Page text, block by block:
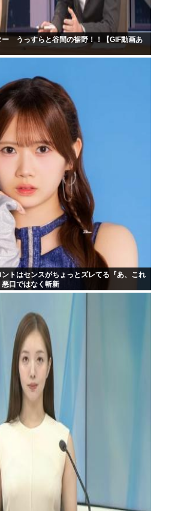
ー うっすらと谷間の裾野！！【GIF動画あ
トはセンスがちょっとズレてる『あ、これ
口ではなく斬新